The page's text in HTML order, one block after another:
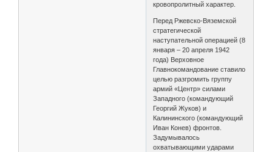
кровопролитный характер.
Перед Ржевско-Вяземской
стратегической
наступательной операцией (8
января – 20 апреля 1942
года) Верховное
Главнокомандование ставило
целью разгромить группу
армий «Центр» силами
Западного (командующий
Георгий Жуков) и
Калининского (командующий
Иван Конев) фронтов.
Задумывалось
охватывающими ударами